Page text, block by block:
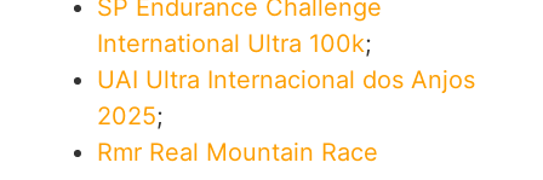
SP Endurance Challenge
International Ultra 100k;
UAI Ultra Internacional dos Anjos
2025;
Rmr Real Mountain Race